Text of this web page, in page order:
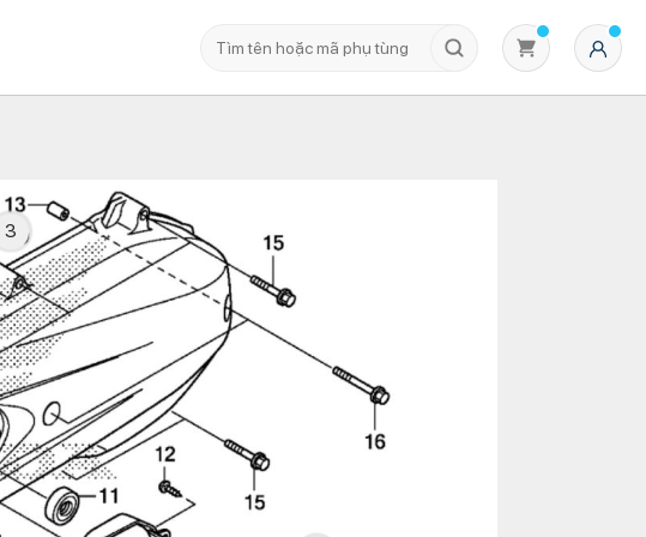
Không có sản phẩm nào trong giỏ hàng
3